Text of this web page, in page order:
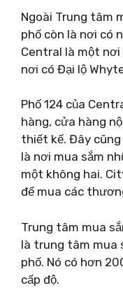
Ngoài Trung tâm
phố còn là nơi có
Central là một
nơi có Đại lộ
Phố 124 của
hàng, cửa hàng
thiết kế. Đây cũng
là nơi mua sắm
một không hai.
để mua các
Trung tâm mua
là trung tâm mua
phố. Nó có hơn
cấp độ.